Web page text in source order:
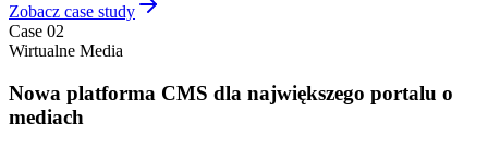
Zobacz case study
Case 02
Wirtualne Media
Nowa platforma CMS dla największego portalu o
mediach